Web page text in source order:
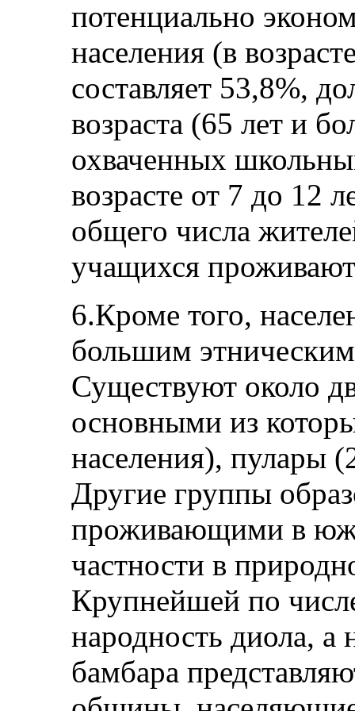
потенциально
населения (в
составляет 53,8%,
возраста (65 лет и
охваченных
возрасте от 7 до 12
общего числа
учащихся
6.Кроме того,
большим
Существуют около
основными из
населения), пулары
Другие группы
проживающими в
частности в
Крупнейшей по
народность диола, а
бамбара